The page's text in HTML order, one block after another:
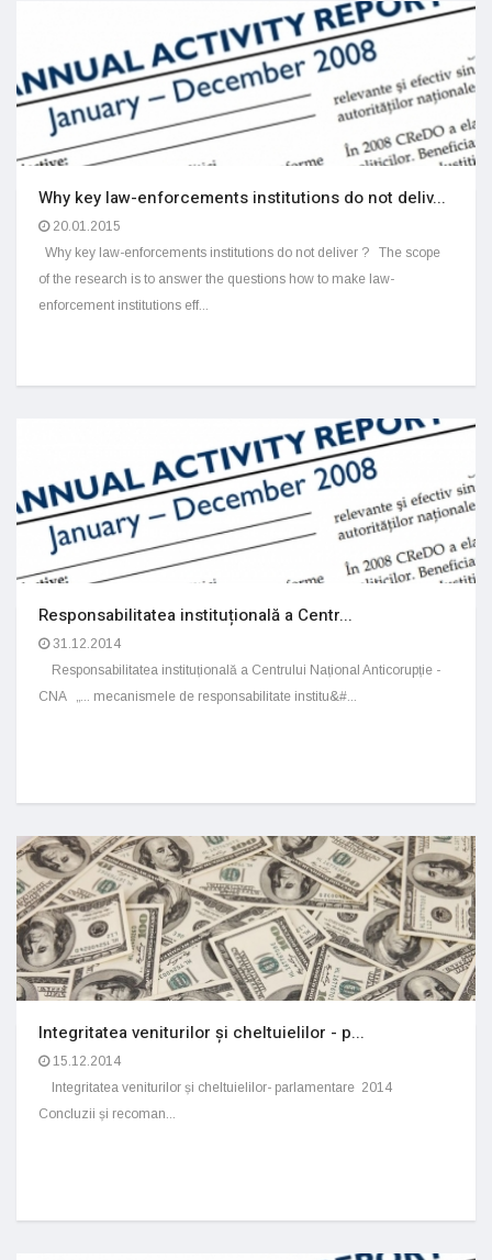
Why key law-enforcements institutions do not deliv...
20.01.2015
Why key law-enforcements institutions do not deliver ? The scope
of the research is to answer the questions how to make law-
enforcement institutions eff...
Responsabilitatea instituțională a Centr...
31.12.2014
Responsabilitatea instituțională a Centrului Național Anticorupție -
CNA „... mecanismele de responsabilitate institu&#...
Integritatea veniturilor și cheltuielilor - p...
15.12.2014
Integritatea veniturilor și cheltuielilor- parlamentare 2014
Concluzii și recoman...